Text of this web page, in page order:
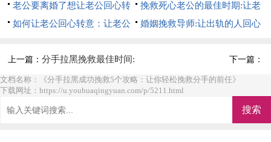
回心转意
老公回心转意的绝招
老公要离婚了想让老公回心转
意 必学的7个绝招
挽救死心老公的最佳时期:让老
公回心转意
如何让老公回心转意：让老公
婚姻挽救导师:让出轨的人回心
上一篇：分手拉黑挽救最佳时间:
拉黑后的挽救技巧
下一篇：
文档名称：《分手拉黑成功挽救5个攻略：让你轻松挽救分手的前任》
下载网址：https://u.youhuaqingyuan.com/p/5211.html